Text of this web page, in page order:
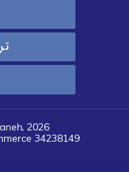
2026
34238149